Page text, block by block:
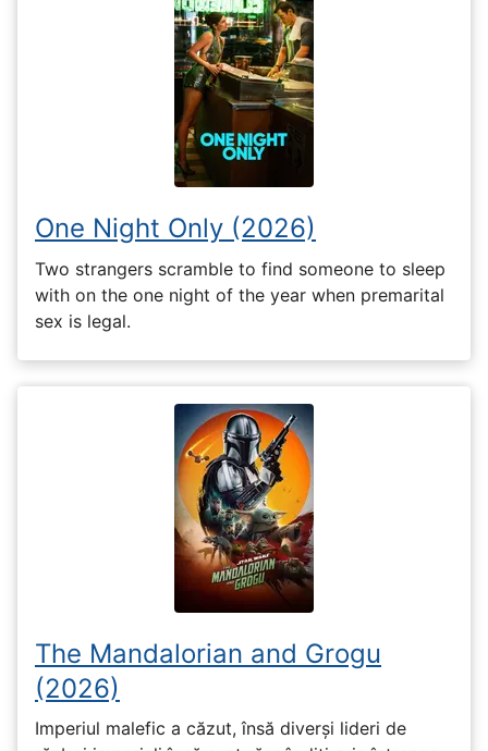
One Night Only (2026)
Two strangers scramble to find someone to sleep
with on the one night of the year when premarital
sex is legal.
The Mandalorian and Grogu
(2026)
Imperiul malefic a căzut, însă diverși lideri de